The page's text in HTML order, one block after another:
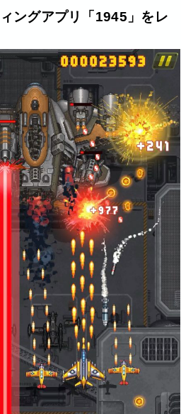
ングアプリ「1945」をレ